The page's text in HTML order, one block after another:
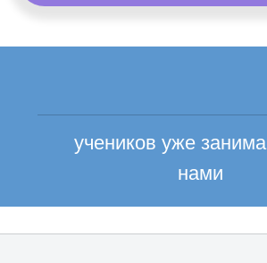
учеников уже
нами